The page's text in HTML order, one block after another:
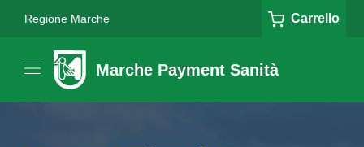
Regione Marche Carrello
Marche Payment Sanità